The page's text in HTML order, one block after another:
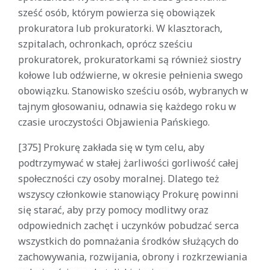
sześć osób, którym powierza się obowiązek
prokuratora lub prokuratorki. W klasztorach,
szpitalach, ochronkach, oprócz sześciu
prokuratorek, prokuratorkami są również siostry
kołowe lub odźwierne, w okresie pełnienia swego
obowiązku. Stanowisko sześciu osób, wybranych w
tajnym głosowaniu, odnawia się każdego roku w
czasie uroczystości Objawienia Pańskiego.
[375] Prokurę zakłada się w tym celu, aby
podtrzymywać w stałej żarliwości gorliwość całej
społeczności czy osoby moralnej. Dlatego też
wszyscy członkowie stanowiący Prokurę powinni
się starać, aby przy pomocy modlitwy oraz
odpowiednich zachęt i uczynków pobudzać serca
wszystkich do pomnażania środków służących do
zachowywania, rozwijania, obrony i rozkrzewiania